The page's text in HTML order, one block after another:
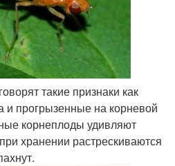
такие признаки как
и прогрызенные на корневой
корнеплоды удивляют
хранении растрескиваются